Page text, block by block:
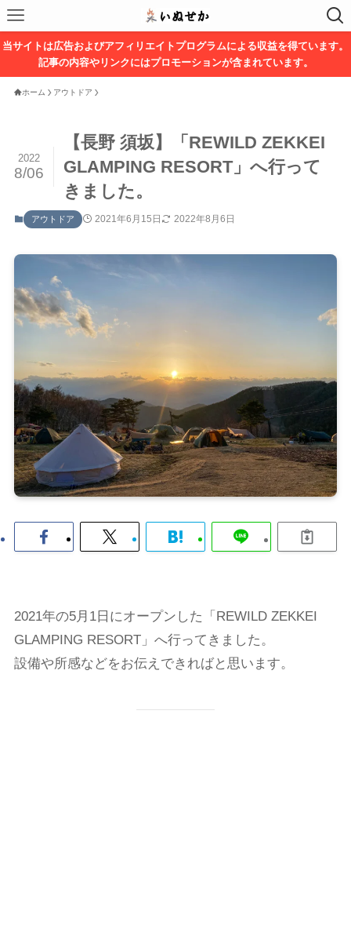
当サイトは広告およびアフィリエイトプログラムによる収益を得ています。
記事の内容やリンクにはプロモーションが含まれています。
ホーム アウトドア
【長野 須坂】「REWILD ZEKKEI
GLAMPING RESORT」へ行って
きました。
2022
8/06
アウトドア 2021年6月15日 2022年8月6日
2021年の5月1日にオープンした「REWILD ZEKKEI
GLAMPING RESORT」へ行ってきました。
設備や所感などをお伝えできればと思います。